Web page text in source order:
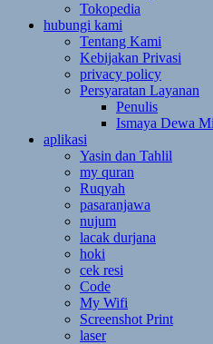
Tokopedia
hubungi kami
Tentang Kami
Kebijakan Privasi
privacy policy
Persyaratan Layanan
Penulis
Ismaya Dewa
aplikasi
Yasin dan Tahlil
my quran
Ruqyah
pasaranjawa
nujum
lacak durjana
hoki
cek resi
Code
My Wifi
Screenshot Print
laser